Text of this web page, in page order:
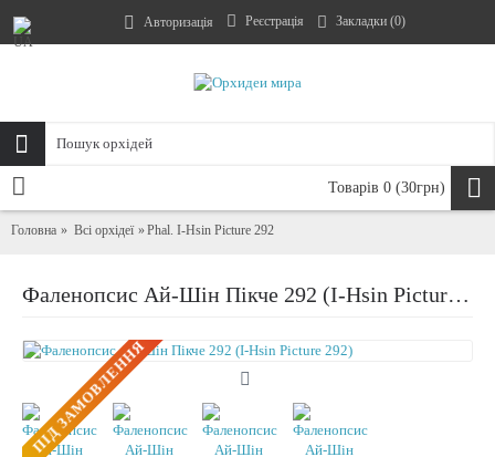
Авторизація Реєстрація Закладки (0)
Товарів 0 (30грн)
Головна Всі орхідеї Phal. I-Hsin Picture 292
Фаленопсис Ай-Шін Пікче 292 (I-Hsin Picture 292)
ПIД ЗАМОВЛЕННЯ